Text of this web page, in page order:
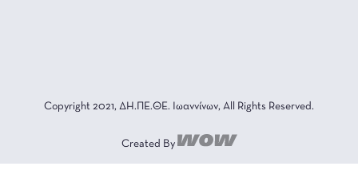
Copyright 2021, ΔΗ.ΠΕ.ΘΕ. Ιωαννίνων, All Rights Reserved.
Created By